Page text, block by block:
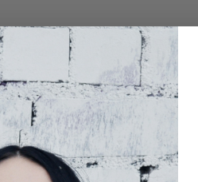
Дължина
37
38
39